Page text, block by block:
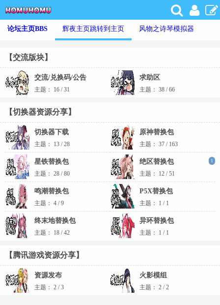
论坛主页BBS 辉夜主页跳转到主页 风物之诗琴模拟器
【交流版块】
交流/兑换码/公告
主题： 16 /31
求助区
主题： 38 /66
【切换器资源分享】
切换器下载
主题： 13 /28
原神替换包
主题： 37 / 163
星铁替换包
主题： 28 /80
1
绝区替换包
主题： 12 /51
鸣潮替换包
主题： 4 /9
P5X替换包
主题： 1 / 1
终末地替换包
主题： 18 /42
异环替换包
主题： 1 / 1
【腾讯游戏资源分享】
资源发布
主题： 2 /3
火影模组
主题： 2 /2